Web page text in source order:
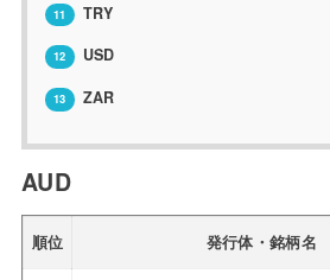
11 TRY
12 USD
13 ZAR
AUD
順位 発行体・銘柄名